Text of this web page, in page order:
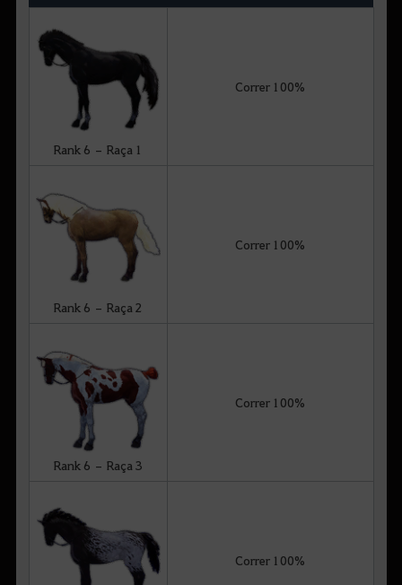
Rank 6 – Raça 1
Correr 100%
Rank 6 – Raça 2
Correr 100%
Rank 6 – Raça 3
Correr 100%
Correr 100%